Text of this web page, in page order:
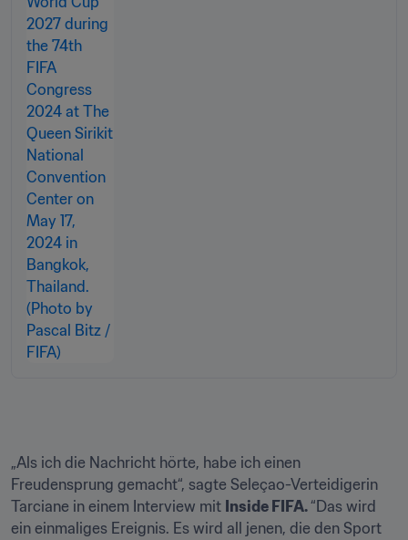
„Als ich die Nachricht hörte, habe ich einen
Freudensprung gemacht“, sagte Seleçao-Verteidigerin
Tarciane in einem Interview mit Inside FIFA. “Das wird
ein einmaliges Ereignis. Es wird all jenen, die den Sport